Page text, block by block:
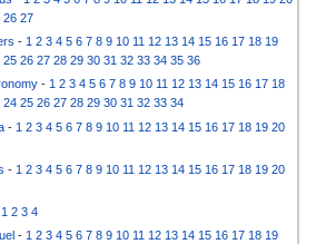
26 27
- 1 2 3 4 5 6 7 8 9 10 11 12 13 14 15 16 17 18 19
25 26 27 28 29 30 31 32 33 34 35 36
-1 2 3 4 5 6 7 8 9 10 11 12 13 14 15 16 17 18
24 25 26 27 28 29 30 31 32 33 34
- 1 2 3 4 5 6 7 8 9 10 11 12 13 14 15 16 17 18 19 20
- 1 2 3 4 5 6 7 8 9 10 11 12 13 14 15 16 17 18 19 20
1 2 3 4
- 1 2 3 4 5 6 7 8 9 10 11 12 13 14 15 16 17 18 19